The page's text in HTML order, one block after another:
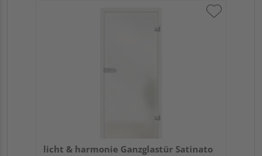
licht & harmonie Ganzglastür Satinato